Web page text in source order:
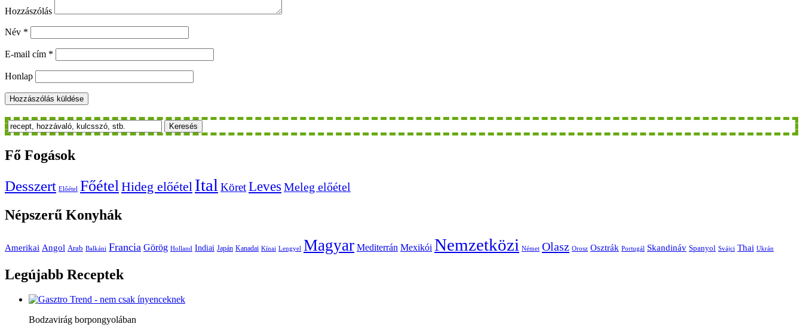
Hozzászólás
Név *
E-mail cím *
Honlap
Keresés
Fő Fogások
Desszert Előétel FőételHideg előétel Ital KöretLeves Meleg előétel
Népszerű Konyhák
Amerikai Angol Arab Balkáni Francia Görög Holland Indiai Japán Kanadai Kínai Lengyel Magyar Mediterrán Mexikói Nemzetközi Német Olasz Orosz Osztrák Portugál Skandináv Spanyol Svájci Thai Ukrán
Legújabb Receptek
Bodzavirág borpongyolában